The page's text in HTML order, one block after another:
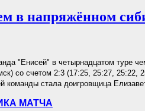
в напряжённом
"Енисей" в четырнадцатом туре
со счетом 2:3 (17:25, 25:27, 25:22,
команды стала доигровщица
МАТЧА